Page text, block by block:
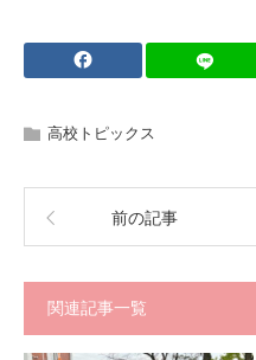
高校トピックス
前の記事
関連記事一覧